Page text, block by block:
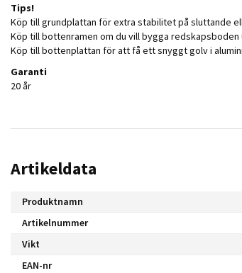
Tips!
Köp till grundplattan för extra stabilitet på sluttande
Köp till bottenramen om du vill bygga
Köp till bottenplattan för att få ett snyggt golv i
Garanti
20 år
Artikeldata
Produktnamn
Artikelnummer
Vikt
EAN-nr